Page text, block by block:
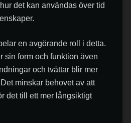
det kan användas över tid
en avgörande roll i detta.
sin form och funktion även
och tvättar blir mer
minskar behovet av att
det till ett mer långsiktigt